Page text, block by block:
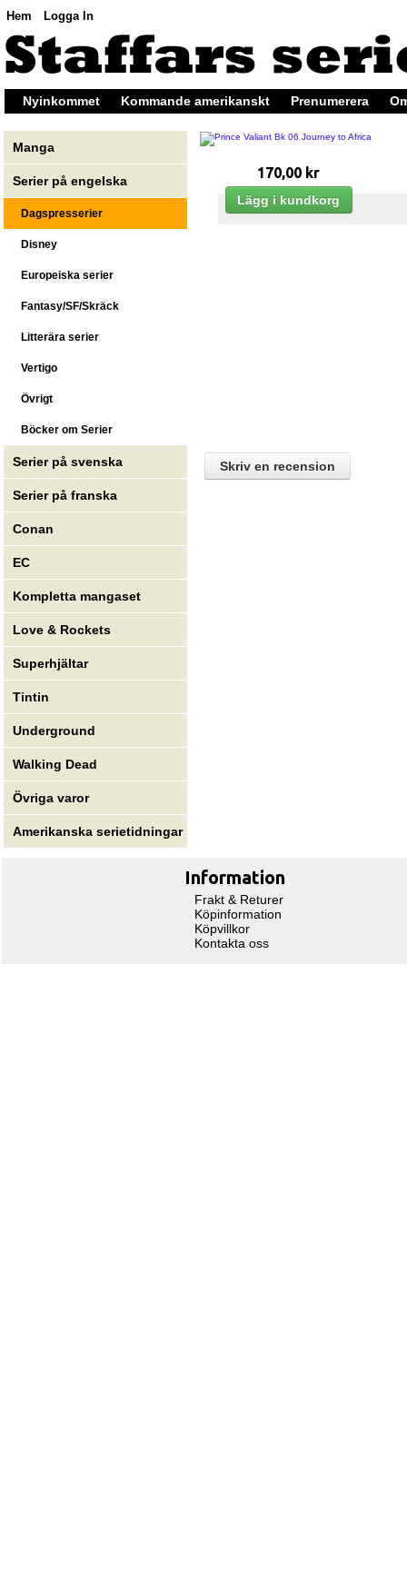
Hem Logga In
Nyinkommet Kommande amerikanskt Prenumerera
Manga
Serier på engelska
Dagspresserier
Disney
Europeiska serier
Fantasy/SF/Skräck
Litterära serier
Vertigo
Övrigt
Böcker om Serier
Serier på svenska
Serier på franska
Conan
EC
Kompletta mangaset
Love & Rockets
Superhjältar
Tintin
Underground
Walking Dead
Övriga varor
Amerikanska serietidningar
170,00 kr
Skriv en recension
Information
Frakt & Returer
Köpinformation
Köpvillkor
Kontakta oss